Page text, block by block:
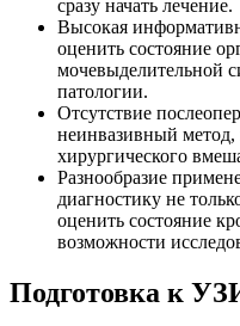
сразу начать лечение.
Высокая
оценить состояние
мочевыделительной
патологии.
Отсутствие
неинвазивный
хирургического
Разнообразие
диагностику не
оценить состояние
возможности
Подготовка к